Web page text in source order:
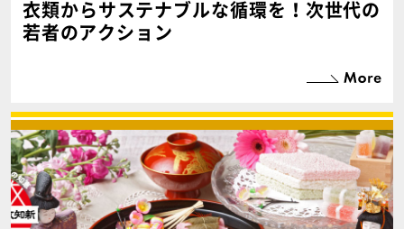
衣類からサステナブルな循環を！次世代の
若者のアクション